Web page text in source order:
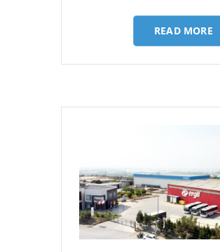
READ MORE